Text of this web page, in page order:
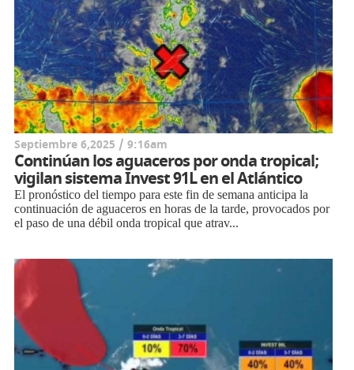
Septiembre 6,2025 / 9:16am
Continúan los aguaceros por onda tropical;
vigilan sistema Invest 91L en el Atlántico
El pronóstico del tiempo para este fin de semana anticipa la
continuación de aguaceros en horas de la tarde, provocados por
el paso de una débil onda tropical que atrav...